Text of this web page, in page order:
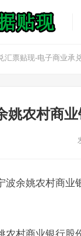
汇票贴现-电子商业承
姚农村商
波余姚农村商业
农村商业银行股